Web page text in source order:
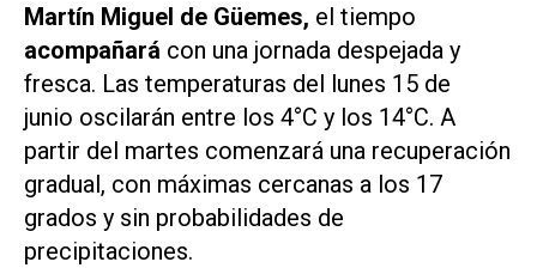
Martín Miguel de Güemes, el tiempo
acompañará con una jornada despejada y
fresca. Las temperaturas del lunes 15 de
junio oscilarán entre los 4°C y los 14°C. A
partir del martes comenzará una recuperación
gradual, con máximas cercanas a los 17
grados y sin probabilidades de
precipitaciones.